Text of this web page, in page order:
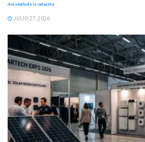
desarrollo de la industria.
JULIO 27, 2026